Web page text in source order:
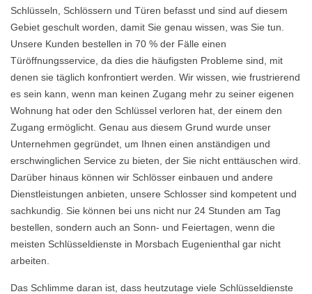
Schlüsseln, Schlössern und Türen befasst und sind auf diesem
Gebiet geschult worden, damit Sie genau wissen, was Sie tun.
Unsere Kunden bestellen in 70 % der Fälle einen
Türöffnungsservice, da dies die häufigsten Probleme sind, mit
denen sie täglich konfrontiert werden. Wir wissen, wie frustrierend
es sein kann, wenn man keinen Zugang mehr zu seiner eigenen
Wohnung hat oder den Schlüssel verloren hat, der einem den
Zugang ermöglicht. Genau aus diesem Grund wurde unser
Unternehmen gegründet, um Ihnen einen anständigen und
erschwinglichen Service zu bieten, der Sie nicht enttäuschen wird.
Darüber hinaus können wir Schlösser einbauen und andere
Dienstleistungen anbieten, unsere Schlosser sind kompetent und
sachkundig. Sie können bei uns nicht nur 24 Stunden am Tag
bestellen, sondern auch an Sonn- und Feiertagen, wenn die
meisten Schlüsseldienste in Morsbach Eugenienthal gar nicht
arbeiten.
Das Schlimme daran ist, dass heutzutage viele Schlüsseldienste